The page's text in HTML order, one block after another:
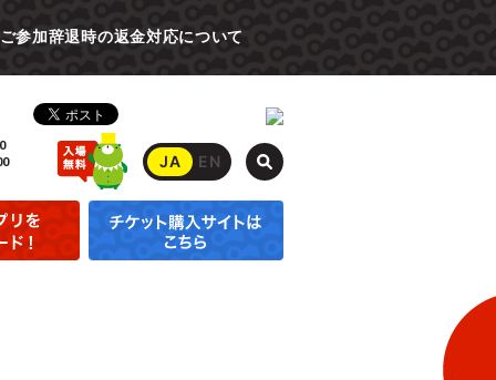
参加辞退時の返金対応について
JA EN